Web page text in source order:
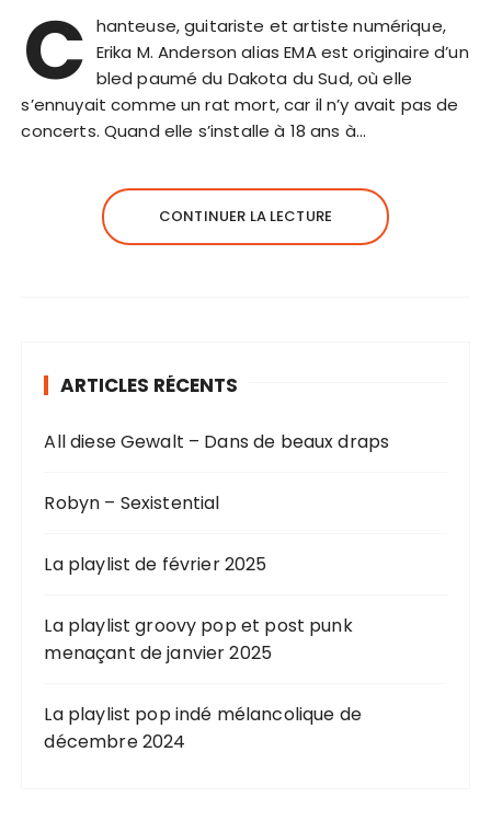
C hanteuse, guitariste et artiste numérique,
Erika M. Anderson alias EMA est originaire d’un
bled paumé du Dakota du Sud, où elle
s’ennuyait comme un rat mort, car il n’y avait pas de
concerts. Quand elle s’installe à 18 ans à…
CONTINUER LA LECTURE
ARTICLES RÉCENTS
All diese Gewalt – Dans de beaux draps
Robyn – Sexistential
La playlist de février 2025
La playlist groovy pop et post punk
menaçant de janvier 2025
La playlist pop indé mélancolique de
décembre 2024